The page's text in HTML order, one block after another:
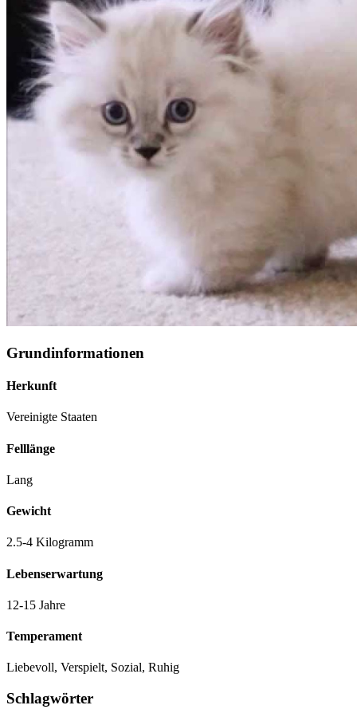
Grundinformationen
Herkunft
Vereinigte Staaten
Felllänge
Lang
Gewicht
2.5-4 Kilogramm
Lebenserwartung
12-15 Jahre
Temperament
Liebevoll, Verspielt, Sozial, Ruhig
Schlagwörter